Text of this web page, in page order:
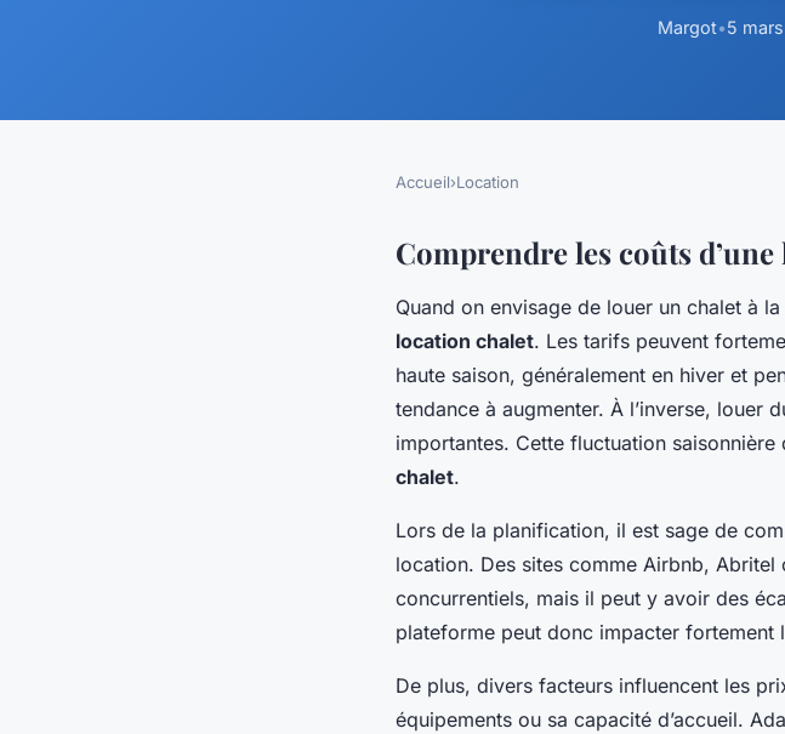
Margot•5
Accueil›Location
Comprendre les coûts
Quand on envisage de louer un chalet à
location chalet. Les tarifs peuvent
haute saison, généralement en hiver et
tendance à augmenter. À l’inverse, louer
importantes. Cette fluctuation
chalet.
Lors de la planification, il est sage de
location. Des sites comme Airbnb,
concurrentiels, mais il peut y avoir des
plateforme peut donc impacter fortement
De plus, divers facteurs influencent les
équipements ou sa capacité d’accueil.